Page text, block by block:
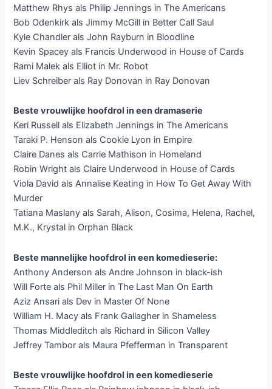
Matthew Rhys als Philip Jennings in The Americans
Bob Odenkirk als Jimmy McGill in Better Call Saul
Kyle Chandler als John Rayburn in Bloodline
Kevin Spacey als Francis Underwood in House of Cards
Rami Malek als Elliot in Mr. Robot
Liev Schreiber als Ray Donovan in Ray Donovan
Beste vrouwlijke hoofdrol in een dramaserie
Keri Russell als Elizabeth Jennings in The Americans
Taraki P. Henson als Cookie Lyon in Empire
Claire Danes als Carrie Mathison in Homeland
Robin Wright als Claire Underwood in House of Cards
Viola David als Annalise Keating in How To Get Away With
Murder
Tatiana Maslany als Sarah, Alison, Cosima, Helena, Rachel,
M.K., Krystal in Orphan Black
Beste mannelijke hoofdrol in een komedieserie:
Anthony Anderson als Andre Johnson in black-ish
Will Forte als Phil Miller in The Last Man On Earth
Aziz Ansari als Dev in Master Of None
William H. Macy als Frank Gallagher in Shameless
Thomas Middleditch als Richard in Silicon Valley
Jeffrey Tambor als Maura Pfefferman in Transparent
Beste vrouwlijke hoofdrol in een komedieserie